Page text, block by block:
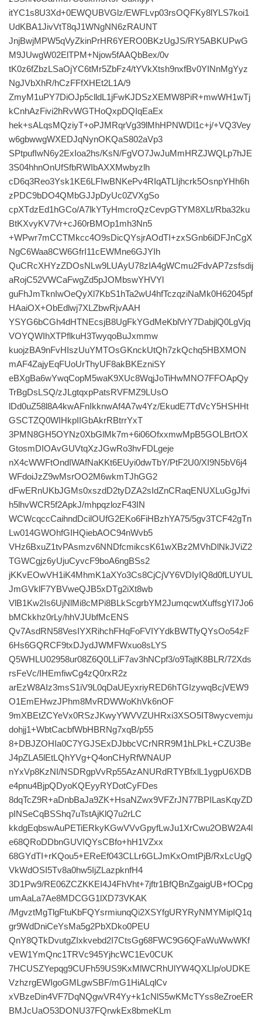
itYC1s8U3Xd+0EWQUBVGlz/EWFLvp03rsOQFKy8lYLS7koi1
UdKBA1JivVtT8qJ1WNgNN6zRAUNT
JnjBwjMPW5qVyZkinPrHR6YERO0BKzUgJS/RY5ABKUPwG
M9JUwgW02ElTPM+Njow5fAAQbBex/0v
tK0z6fZbzLSaOjYC6tMr5ZbFz4/tYVkXtsh9nxfBv0YINnMgYyz
NgJVbXhR/hCzFFfXHEt2L1A/9
ZmyM1uPY7DiOJp5clldL1jFwKJDSzXEMW8PiR+mwWH1wTj
kCnhAzFivi2hRvWGTHoQxpDQIqEaEx
hek+sALqsMQziyT+oPJMRqrVg39lMhHPNWDl1c+j/+VQ3Vey
w6gbwwgWXEDJqNynOKQaS802aVp3
SPtpufIwN6y2ExIoa2hs/KsN/FgVO7JwJuMmHRZJWQLp7hJE
3S04hhnOnUfSfbRWIbAXXMwbyzlh
cD6q3Reo3Ysk1KE6LFIwBNKePv4RIqATLIjhcrk5OsnpYHh6h
zPDC9bDO4QMbGJJpDyUc0ZVXgSo
cpXTdzEd1hGCo/A7lkYTyHmcroQzCevpGTYM8XLt/Rba32ku
BtKXvyKV7Vr+cJ60rBMOp1mh3Nn5
+WPwr7mCCTMkcc4O9sDicQYsjrAOdTI+zxSGnb6iDFJnCgX
NgC6Waa8CW6GfrI11cEWMne6GJYIh
QuCRcXHYzZDOsNLw9LUAyU78zIA4gWCmu2FdvAP7zsfsdij
aRojC52VWCaFwgZd5pJOMbswYHVYl
guFhJmTknIwOeQyXl7KbS1hTa2wU4hfTczqziNaMk0H62045pf
HAaiOX+ObEdlwj7XLZbwRjvAAH
YSYG6bCGh4dHTNEcsjB8UgFkYGdMeKblVrY7DabjlQ0LgVjq
VOYQWIhXTPflkuH3TwyqoBuJxmmw
kuojzBA9nFvHIszUuYMTOsGKnckUtQh7zkQchq5HBXMON
mAF4ZajyEqFUoUrThyUF8akBKEzniSY
eBXgBa6wYwqCopM5waK9XUc8WqjJoTiHwMNO7FFOApQy
TrBgDsLSQ/zJLgtqxpPatsRVFMZ9LUsO
lDd0uZ58l8A4kwAFnIkknwAf4A7w4Yz/EkudE7TdVcY5HSHHt
GSCTZQ0WIHkpIIGbAkrRBtrrYxT
3PMN8GH5OYNz0XbGlMk7m+6i06OfxxmwMpB5GOLBrtOX
GtosmDIOAvGUVtqXzJGwRo3hvFDLgeje
nX4cWWFtOndIWAfNaKKt6EUyi0dwTbY/PtF2U0/XI9N5bV6j4
WFdoiJzZ9wMsrOO2M6wkmTJhGG2
dFwERnUKbJGMs0xszdD2tyDZA2sIdZnCRaqENUXLuGgJfvi
h5lhvWCR5f2ApkJ/mhpqzlozF43IN
WCWcqccCaihndDcilOUfG2EKo6FiHBzhYA75/5gv3TCF42gTn
Lw014GWOhfGIHQiebAOC94nWvb5
VHz6BxuZ1tvPAsmzv6NNDfcmikcsK61wXBz2MVhDlNkJViZ2
TGWCgjz6yUjuCyvcF9boA6ngBSs2
jKKvEOwVH1iK4MhmK1aXYo3Cs8CjCjVY6VDIyIQ8d0fLUYUL
JmGVklF7YBVweQJB5xDTg2iXt8wb
VlB1Kw2Is6UjNlMi8cMPi8BLkScgrbYM2JumqcwtXuffsgYI7Jo6
bMCkkhz0rLy/hhVJUbfMcENS
Qv7AsdRN58VesIYXRihchFHqFoFVIYYdkBWTfyQYsOo54zF
6Hs6GQRCF9txDJydJWMFWxuo8sLYS
Q5WHLU02958ur08Z6Q0LLiF7av3hNCpf3/o9TajtK8BLR/72Xds
rsFeVc/IHEmfiwCg4zQ0rxR2z
arEzW8AIz3msS1iV9L0qDaUEyxriyRED6hTGIzywqBcjVEW9
O1EmEHwzJPhm8MvRDWWoKhVk6nOF
9mXBEtZCYeVx0RSzJKwyYWVVZUHRxi3XSO5IT8wycvemju
dohjj1+WbtCacbfWbHBRNg7xqB/p55
8+DBJZOHIa0C7YGJSExDJbbcVCrNRR9M1hLPkL+CZU3Be
J4pZLA5lEtLQhYVg+Q4onCHyRfWNAUP
nYxVp8KzNI/NSDRgpVvRp55AzANURdRTYBfxlL1ygpU6XDB
e4pnu4BjpQDyoKQEyyRYDotCyFDes
8dqTcZ9R+aDnbBaJa9ZK+HsaNZwx9VFZrJN77BPILasKqyZD
pINSeCqBSShq7uTstAjKlQ7u2rLC
kkdgEqbswAuPETiERkyKGwVVvGpyfLwJu1XrCwu2OBW2A4l
e68QRoDDbnGUVIQYsCBfo+hH1VZxx
68GYdTI+rKQou5+EReEf043CLLr6GLJmKxOmtPjB/RxLcUgQ
VkWdOSI5Tv8a0hw5IjZLazpknfH4
3D1Pw9/RE06ZCZKKEI4J4FhVht+7jftr1BfQBnZgaigUB+fOCpg
umAaLa7Ae8MDCGG1lXD73VKAK
/MgvztMgTlgFtuKbFQYsrmiunqQi2XSYfgURYRyNMYMipIQ1q
gr9WdDniCeYsMa5g2PbXDko0PEU
QnY8QTkDvutgZIxkvebd2I7CtsGg68FWC9G6QFaWuWwWKf
vEW1YmQnc1TRVc945YjhcWC1Ev0CUK
7HCUSZYepqg9CUFh59US9KxMlWCRhUlYW4QXLIp/oUDKE
VzhzrgEWIgoGMLgwSBF/mG1HiALqlCv
xVBzeDin4VF7DqNQgwVR4Yy+k1cNlS5wKMcTYss8eZroeER
BMJcUaO53DONU37FQrwkEx8bmeKLm